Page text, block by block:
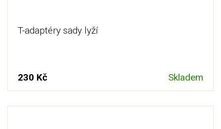
T-adaptéry sady lyží
230 Kč Skladem